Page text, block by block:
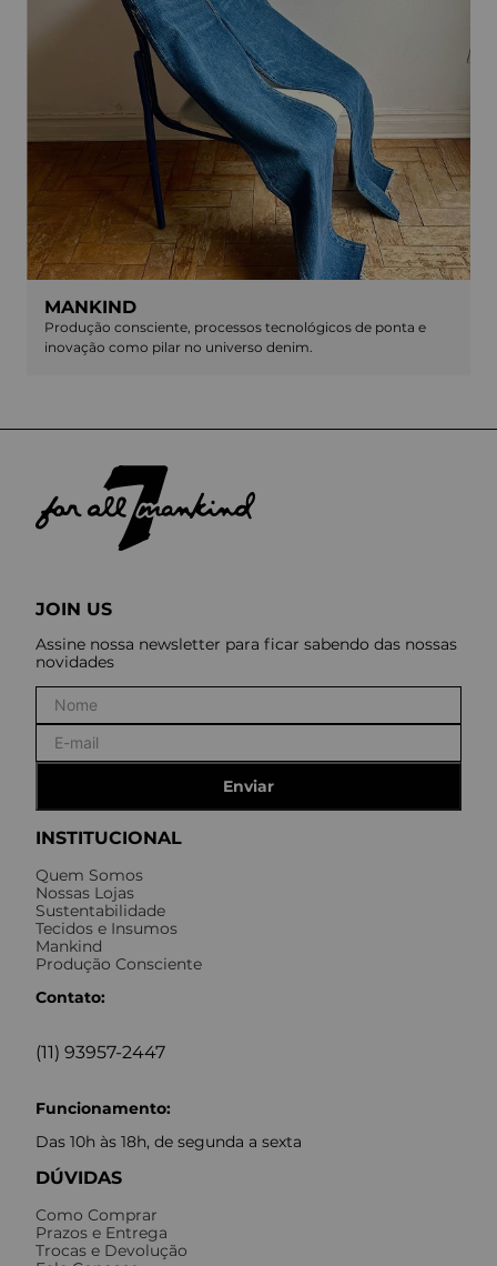
MANKIND
Produção consciente, processos tecnológicos de ponta e
inovação como pilar no universo denim.
INSTITUCIONAL
Quem Somos
Nossas Lojas
Sustentabilidade
Tecidos e Insumos
Mankind
Produção Consciente
Contato:
(11) 93957-2447
Funcionamento:
Das 10h às 18h, de segunda a sexta
DÚVIDAS
Como Comprar
Prazos e Entrega
Trocas e Devolução
JOIN US
Assine nossa newsletter para ficar sabendo das nossas
novidades
Enviar